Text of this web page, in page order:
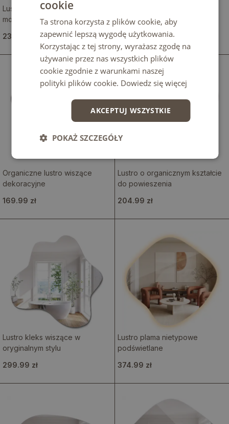
Lustro plama nieregularne
modernistyczne
239.99 zł
nieregularnym kształcie
294.99 zł
Organiczne lustro wiszące
dekoracyjne
169.99 zł
Lustro o organicznym kształcie
do powieszenia
204.99 zł
Lustro kleks wiszące w
oryginalnym stylu
299.99 zł
Lustro plama nietypowe
podświetlane
374.99 zł
cookie
Ta strona korzysta z plików cookie, aby
zapewnić lepszą wygodę użytkowania.
Korzystając z tej strony, wyrażasz zgodę na
używanie przez nas wszystkich plików
cookie zgodnie z warunkami naszej
polityki plików cookie. Dowiedz się więcej
AKCEPTUJ WSZYSTKIE
POKAŻ SZCZEGÓŁY